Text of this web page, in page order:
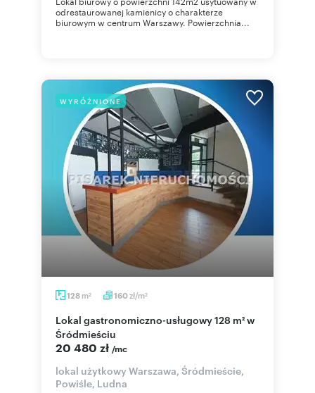
odrestaurowanej kamienicy o charakterze
biurowym w centrum Warszawy. Powierzchnia...
WYRÓŻNIONE
128 m2 160zł/m2
Lokal gastronomiczno-usługowy 128 m² w
Śródmieściu
20 480 zł /mc
lokal użytkowy Warszawa, Śródmieście,
Powiśle, Ludna